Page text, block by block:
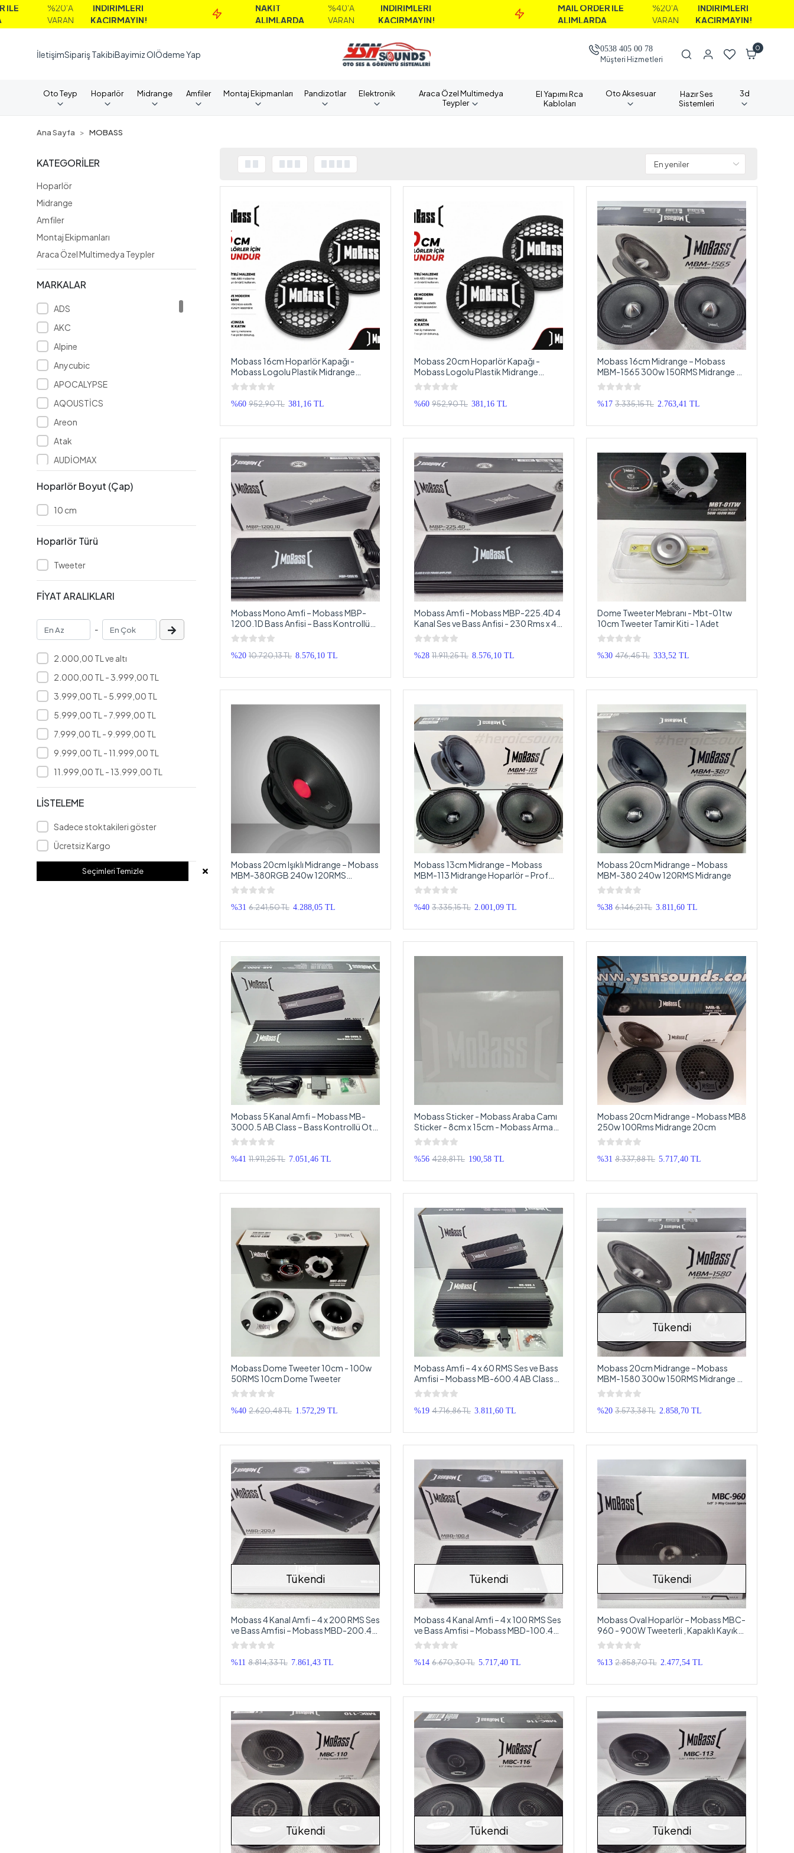
İNDİRİMLERİ
KAÇIRMAYIN!
%40'A
VARAN
İNDİRİMLERİ
KAÇIRMAYIN!
MAİL ORDER İLE
%20'A
VARAN
İNDİRİMLERİ
KAÇIRMAYIN!
İletişimSipariş TakibiBayimiz OlÖdeme Yap
0538 405 00 78
Müşteri Hizmetleri
0
Oto Teyp Hoparlör Midrange Amfiler Montaj Ekipmanları Pandizotlar Elektronik
Araca Özel Multimedya
Teypler
El Yapımı Rca
Kabloları
Oto Aksesuar
Hazır Ses
Sistemleri
3d
Ana Sayfa MOBASS
KATEGORİLER
Hoparlör
Midrange
Amfiler
Montaj Ekipmanları
Araca Özel Multimedya Teypler
MARKALAR
ADS
AKC
Alpine
Anycubic
APOCALYPSE
AQOUSTİCS
Areon
Atak
AUDİOMAX
Bass
Browning
CADENCE
DOUBLE
DYNAMAT
Hoparlör Boyut (Çap)
10 cm
Hoparlör Türü
Tweeter
FİYAT ARALIKLARI
-
2.000,00 TL ve altı
2.000,00 TL - 3.999,00 TL
3.999,00 TL - 5.999,00 TL
5.999,00 TL - 7.999,00 TL
7.999,00 TL - 9.999,00 TL
9.999,00 TL - 11.999,00 TL
11.999,00 TL - 13.999,00 TL
LİSTELEME
Sadece stoktakileri göster
Ücretsiz Kargo
Seçimleri Temizle
Mobass 16cm Hoparlör Kapağı -
Mobass Logolu Plastik Midrange
Hoparlör Kapak 16 cm - 2 Adet
%60 952,90 TL 381,16 TL
Mobass 20cm Hoparlör Kapağı -
Mobass Logolu Plastik Midrange
Hoparlör Kapak 20 cm - 2 Adet
%60 952,90 TL 381,16 TL
Mobass 16cm Midrange – Mobass
MBM-1565 300w 150RMS Midrange -
Kurşun Göbek Pro Midrange
%17 3.335,15 TL 2.763,41 TL
Mobass Mono Amfi – Mobass MBP-
1200.1D Bass Anfisi – Bass Kontrollü
Mono Anfi
%20 10.720,13 TL 8.576,10 TL
Mobass Amfi - Mobass MBP-225.4D 4
Kanal Ses ve Bass Anfisi - 230 Rms x 4
Oto Anfi
%28 11.911,25 TL 8.576,10 TL
Dome Tweeter Mebranı - Mbt-01tw
10cm Tweeter Tamir Kiti - 1 Adet
%30 476,45 TL 333,52 TL
Mobass 20cm Işıklı Midrange – Mobass
MBM-380RGB 240w 120RMS
Midrange - Mobass Ledli Midrange
20cm
%31 6.241,50 TL 4.288,05 TL
Mobass 13cm Midrange – Mobass
MBM-113 Midrange Hoparlör – Prof
Midrange 13cm
%40 3.335,15 TL 2.001,09 TL
Mobass 20cm Midrange – Mobass
MBM-380 240w 120RMS Midrange
%38 6.146,21 TL 3.811,60 TL
Mobass 5 Kanal Amfi – Mobass MB-
3000.5 AB Class – Bass Kontrollü Oto
Anfi
%41 11.911,25 TL 7.051,46 TL
Mobass Sticker - Mobass Araba Camı
Sticker - 8cm x 15cm - Mobass Arma
Sticker
%56 428,81 TL 190,58 TL
Mobass 20cm Midrange - Mobass MB8
250w 100Rms Midrange 20cm
%31 8.337,88 TL 5.717,40 TL
Mobass Dome Tweeter 10cm - 100w
50RMS 10cm Dome Tweeter
%40 2.620,48 TL 1.572,29 TL
Mobass Amfi – 4 x 60 RMS Ses ve Bass
Amfisi – Mobass MB-600.4 AB Class
Oto Anfi
%19 4.716,86 TL 3.811,60 TL
Tükendi
Mobass 20cm Midrange – Mobass
MBM-1580 300w 150RMS Midrange -
Kurşun Göbek Pro Midrange
%20 3.573,38 TL 2.858,70 TL
Tükendi
Mobass 4 Kanal Amfi – 4 x 200 RMS Ses
ve Bass Amfisi – Mobass MBD-200.4
Oto Anfi
%11 8.814,33 TL 7.861,43 TL
Tükendi
Mobass 4 Kanal Amfi – 4 x 100 RMS Ses
ve Bass Amfisi – Mobass MBD-100.4
Oto Anfi
%14 6.670,30 TL 5.717,40 TL
Tükendi
Mobass Oval Hoparlör – Mobass MBC-
960 - 900W Tweeterli , Kapaklı Kayık
Hoparlör
%13 2.858,70 TL 2.477,54 TL
Tükendi Tükendi Tükendi